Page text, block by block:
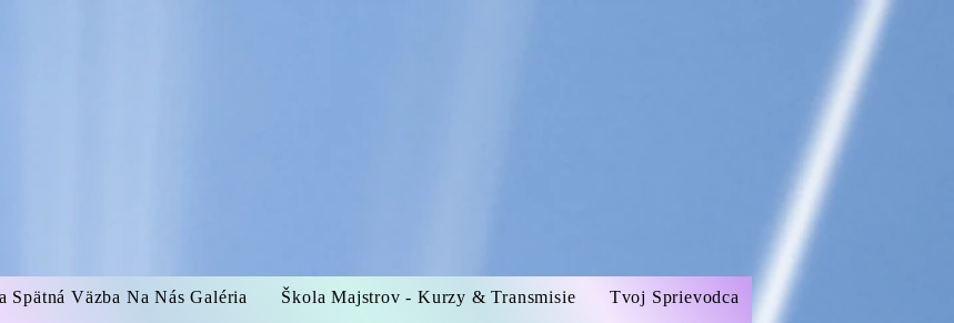
Spätná Väzba Na Nás Galéria Škola Majstrov - Kurzy & Transmisie Tvoj Sprievodca